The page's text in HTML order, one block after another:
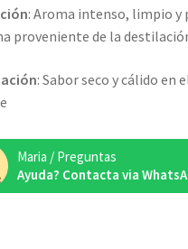
: Aroma intenso, limpio
proveniente de la
: Sabor seco y cálido en
Maria / Preguntas
Ayuda? Contacta via